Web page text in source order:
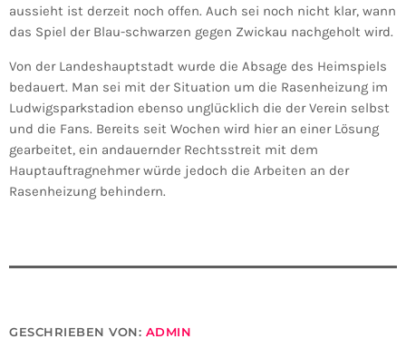
aussieht ist derzeit noch offen. Auch sei noch nicht klar, wann
das Spiel der Blau-schwarzen gegen Zwickau nachgeholt wird.
Von der Landeshauptstadt wurde die Absage des Heimspiels
bedauert. Man sei mit der Situation um die Rasenheizung im
Ludwigsparkstadion ebenso unglücklich die der Verein selbst
und die Fans. Bereits seit Wochen wird hier an einer Lösung
gearbeitet, ein andauernder Rechtsstreit mit dem
Hauptauftragnehmer würde jedoch die Arbeiten an der
Rasenheizung behindern.
GESCHRIEBEN VON: ADMIN